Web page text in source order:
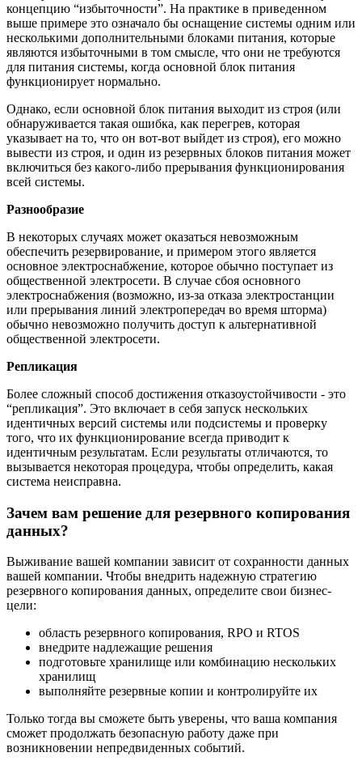
концепцию “избыточности”. На практике в приведенном
выше примере это означало бы оснащение системы одним или
несколькими дополнительными блоками питания, которые
являются избыточными в том смысле, что они не требуются
для питания системы, когда основной блок питания
функционирует нормально.
Однако, если основной блок питания выходит из строя (или
обнаруживается такая ошибка, как перегрев, которая
указывает на то, что он вот-вот выйдет из строя), его можно
вывести из строя, и один из резервных блоков питания может
включиться без какого-либо прерывания функционирования
всей системы.
Разнообразие
В некоторых случаях может оказаться невозможным
обеспечить резервирование, и примером этого является
основное электроснабжение, которое обычно поступает из
общественной электросети. В случае сбоя основного
электроснабжения (возможно, из-за отказа электростанции
или прерывания линий электропередач во время шторма)
обычно невозможно получить доступ к альтернативной
общественной электросети.
Репликация
Более сложный способ достижения отказоустойчивости - это
“репликация”. Это включает в себя запуск нескольких
идентичных версий системы или подсистемы и проверку
того, что их функционирование всегда приводит к
идентичным результатам. Если результаты отличаются, то
вызывается некоторая процедура, чтобы определить, какая
система неисправна.
Зачем вам решение для резервного копирования
данных?
Выживание вашей компании зависит от сохранности данных
вашей компании. Чтобы внедрить надежную стратегию
резервного копирования данных, определите свои бизнес-
цели:
область резервного копирования, RPO и RTOS
внедрите надлежащие решения
подготовьте хранилище или комбинацию нескольких
хранилищ
выполняйте резервные копии и контролируйте их
Только тогда вы сможете быть уверены, что ваша компания
сможет продолжать безопасную работу даже при
возникновении непредвиденных событий.